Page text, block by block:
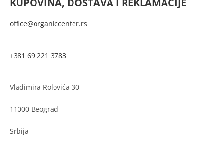
KUPOVINA, DOSTAVA I REKLAMACIJE
office@organiccenter.rs
+381 69 221 3783
Vladimira Rolovića 30
11000 Beograd
Srbija